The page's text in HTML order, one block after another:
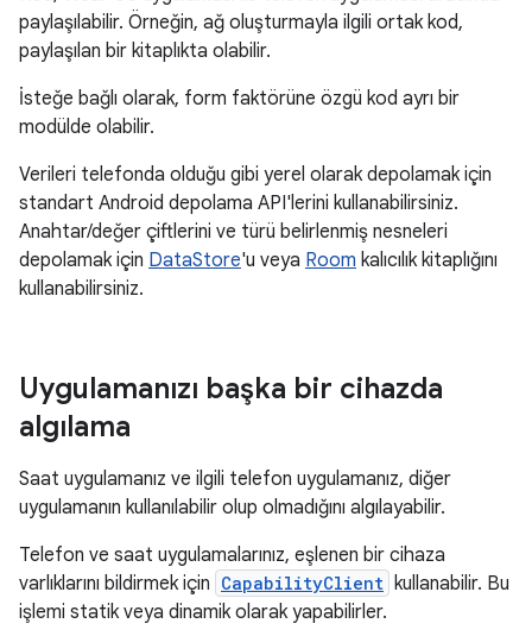
paylaşılabilir. Örneğin, ağ oluşturmayla ilgili ortak kod,
paylaşılan bir kitaplıkta olabilir.
İsteğe bağlı olarak, form faktörüne özgü kod ayrı bir
modülde olabilir.
Verileri telefonda olduğu gibi yerel olarak depolamak için
standart Android depolama API'lerini kullanabilirsiniz.
Anahtar/değer çiftlerini ve türü belirlenmiş nesneleri
depolamak için DataStore'u veya Room kalıcılık kitaplığını
kullanabilirsiniz.
Uygulamanızı başka bir cihazda
algılama
Saat uygulamanız ve ilgili telefon uygulamanız, diğer
uygulamanın kullanılabilir olup olmadığını algılayabilir.
Telefon ve saat uygulamalarınız, eşlenen bir cihaza
varlıklarını bildirmek için CapabilityClient kullanabilir. Bu
işlemi statik veya dinamik olarak yapabilirler.